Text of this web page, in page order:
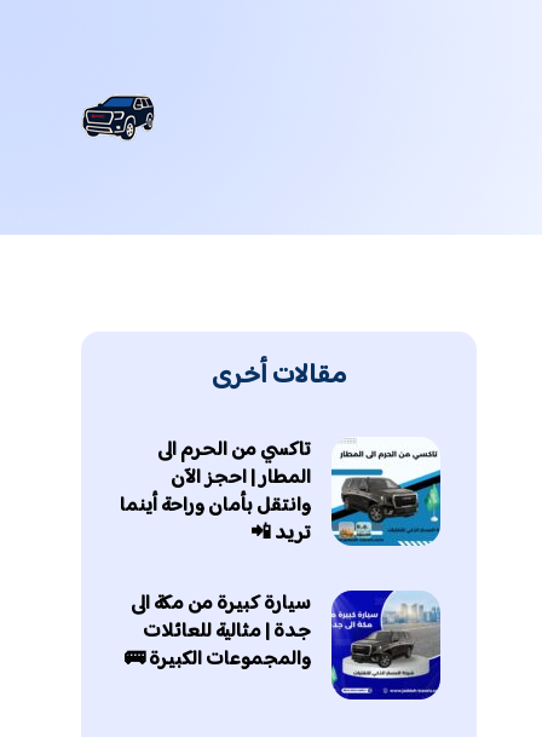
مقالات أخرى
تاكسي من الحرم الى
المطار | احجز الآن
وانتقل بأمان وراحة أينما
تريد 📲
سيارة كبيرة من مكة الى
جدة | مثالية للعائلات
والمجموعات الكبيرة 🚌